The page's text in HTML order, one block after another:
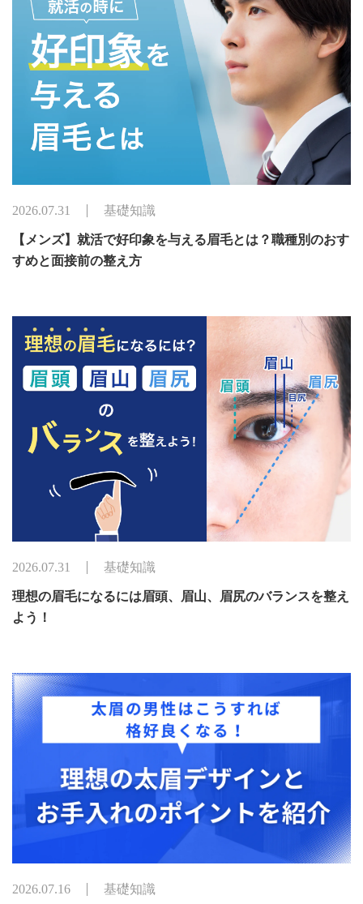
2026.07.31 基礎知識
【メンズ】就活で好印象を与える眉毛とは？職種別のおす
すめと面接前の整え方
2026.07.31 基礎知識
理想の眉毛になるには眉頭、眉山、眉尻のバランスを整え
よう！
2026.07.16 基礎知識